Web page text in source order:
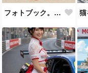
フォトブック。砂浜で制服